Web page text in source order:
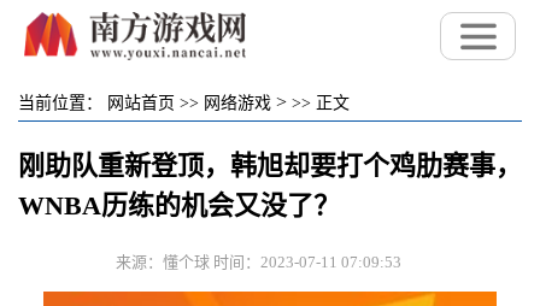
当前位置： 网站首页 >> 网络游戏 > >> 正文
刚助队重新登顶，韩旭却要打个鸡肋赛事，
WNBA历练的机会又没了？
来源：懂个球 时间：2023-07-11 07:09:53